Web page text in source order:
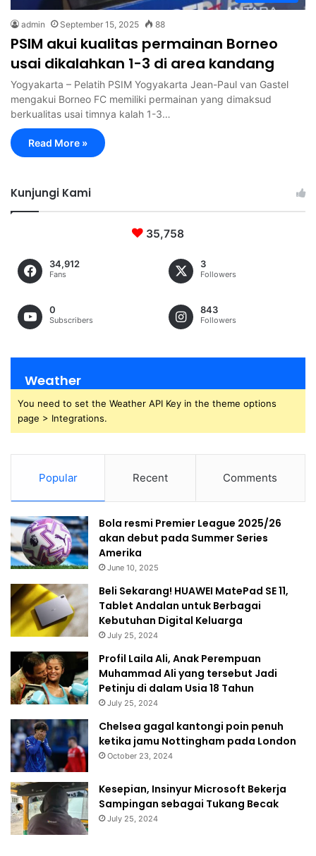
admin September 15, 2025 88
PSIM akui kualitas permainan Borneo
usai dikalahkan 1-3 di area kandang
Yogyakarta – Pelatih PSIM Yogyakarta Jean-Paul van Gastel
mengakui Borneo FC memiliki permainan yang dimaksud
berkualitas usai timnya kalah 1-3…
Read More »
Kunjungi Kami
35,758
34,912
Fans
3
Followers
0
Subscribers
843
Followers
Weather
You need to set the Weather API Key in the theme options
page > Integrations.
Popular Recent Comments
Bola resmi Premier League 2025/26
akan debut pada Summer Series
Amerika
June 10, 2025
Beli Sekarang! HUAWEI MatePad SE 11,
Tablet Andalan untuk Berbagai
Kebutuhan Digital Keluarga
July 25, 2024
Profil Laila Ali, Anak Perempuan
Muhammad Ali yang tersebut Jadi
Petinju di dalam Usia 18 Tahun
July 25, 2024
Chelsea gagal kantongi poin penuh
ketika jamu Nottingham pada London
October 23, 2024
Kesepian, Insinyur Microsoft Bekerja
Sampingan sebagai Tukang Becak
July 25, 2024